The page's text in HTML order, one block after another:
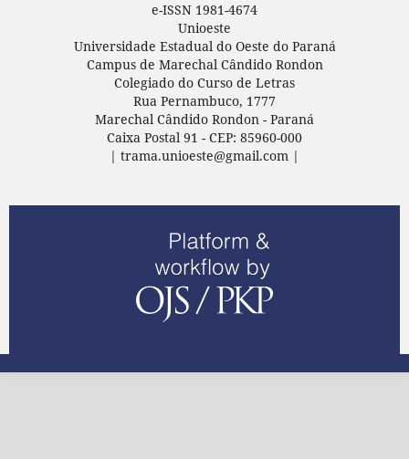
e-ISSN 1981-4674
Unioeste
Universidade Estadual do Oeste do Paraná
Campus de Marechal Cândido Rondon
Colegiado do Curso de Letras
Rua Pernambuco, 1777
Marechal Cândido Rondon - Paraná
Caixa Postal 91 - CEP: 85960-000
| trama.unioeste@gmail.com |